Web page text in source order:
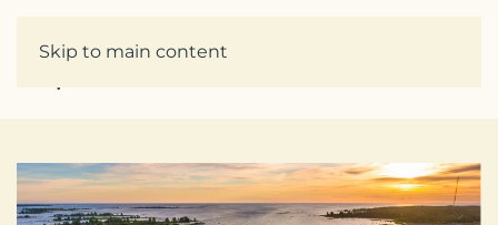
Skip to main content